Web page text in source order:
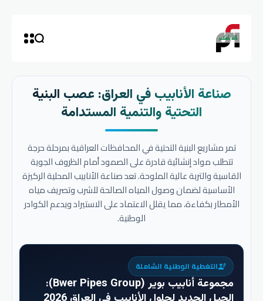
صناعة الأنابيب في العراق: عصب البنية
التحتية والتنمية المستدامة
تمر مشاريع البنية التحتية في المحافظات العراقية بمرحلة حرجة
تتطلب مواد إنشائية قادرة على الصمود أمام الظروف الجوية
القاسية والتربة عالية الملوحة. تعد صناعة الأنابيب المحلية الركيزة
الأساسية لضمان وصول المياه الصالحة للشرب وتصريف مياه
الأمطار بكفاءة، مما يقلل الاعتماد على الاستيراد ويدعم الكوادر
الوطنية.
engineeringالتغطية الوطنية الشاملة
مجموعة أنابيب بوير (Bwer Pipes Group)
: